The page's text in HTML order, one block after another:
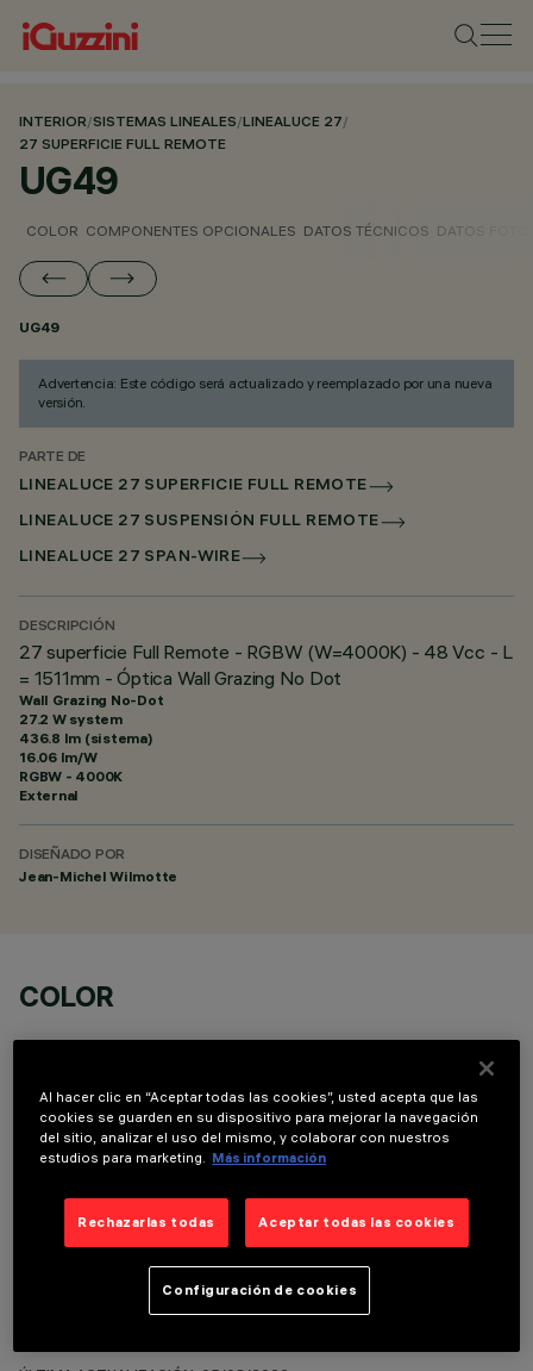
INTERIOR/SISTEMAS LINEALES/LINEALUCE 27/
27 SUPERFICIE FULL REMOTE
UG49
COLOR COMPONENTES OPCIONALES DATOS TÉCNICOS DATOS
UG49
Advertencia: Este código será actualizado y reemplazado por una nueva
versión.
PARTE DE
LINEALUCE 27 SUPERFICIE FULL REMOTE
LINEALUCE 27 SUSPENSIÓN FULL REMOTE
LINEALUCE 27 SPAN-WIRE
DESCRIPCIÓN
27 superficie Full Remote - RGBW (W=4000K) - 48 Vcc - L
= 1511mm - Óptica Wall Grazing No Dot
Wall Grazing No-Dot
27.2 W system
436.8 lm (sistema)
16.06 lm/W
RGBW - 4000K
External
DISEÑADO POR
Jean-Michel Wilmotte
COLOR
COMPONENTES OPCIONALES
Al hacer clic en “Aceptar todas las cookies”, usted acepta que las
cookies se guarden en su dispositivo para mejorar la navegación
del sitio, analizar el uso del mismo, y colaborar con nuestros
estudios para marketing.
Más información
Rechazarlas todas Aceptar todas las cookies
Configuración de cookies